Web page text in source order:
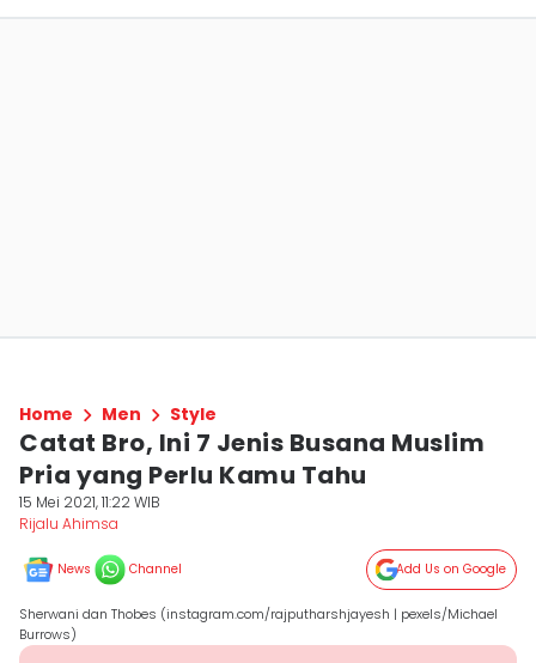
Home Men Style
Catat Bro, Ini 7 Jenis Busana Muslim
Pria yang Perlu Kamu Tahu
15 Mei 2021, 11:22 WIB
Rijalu Ahimsa
News Channel Add Us on Google
Sherwani dan Thobes (instagram.com/rajputharshjayesh | pexels/Michael
Burrows)